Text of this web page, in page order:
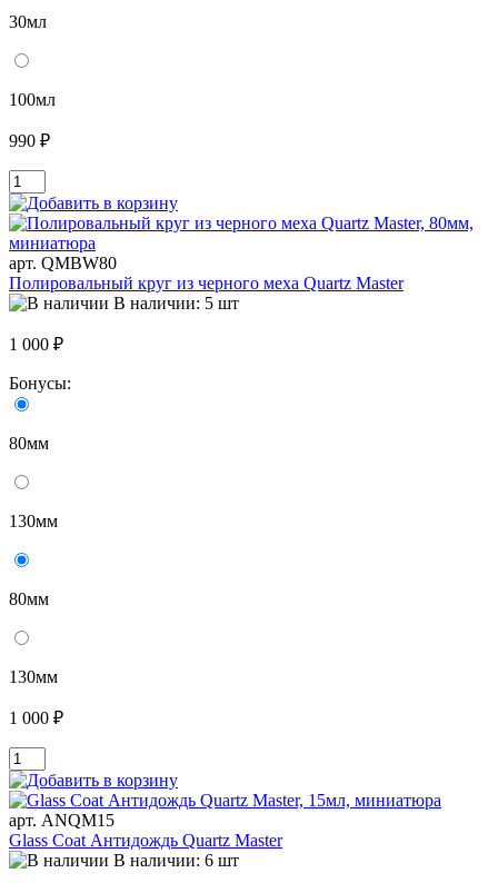
30мл
100мл
990 ₽
арт. QMBW80
Полировальный круг из черного меха Quartz Master
В наличии: 5 шт
1 000 ₽
Бонусы:
80мм
130мм
80мм
130мм
1 000 ₽
арт. ANQM15
Glass Coat Антидождь Quartz Master
В наличии: 6 шт